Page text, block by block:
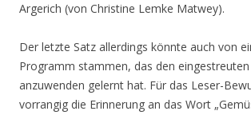
Argerich (von Christine Lemke Matwey).
Der letzte Satz allerdings könnte auch von
Programm stammen, das den eingestreuten
anzuwenden gelernt hat. Für das Leser-
vorrangig die Erinnerung an das Wort